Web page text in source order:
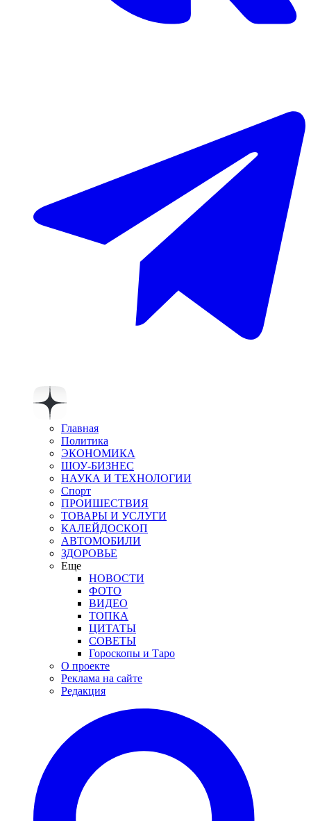
Главная
Политика
ЭКОНОМИКА
ШОУ-БИЗНЕС
НАУКА И ТЕХНОЛОГИИ
Спорт
ПРОИШЕСТВИЯ
ТОВАРЫ И УСЛУГИ
КАЛЕЙДОСКОП
АВТОМОБИЛИ
ЗДОРОВЬЕ
Еще
НОВОСТИ
ФОТО
ВИДЕО
ТОПКА
ЦИТАТЫ
СОВЕТЫ
Гороскопы и Таро
О проекте
Реклама на сайте
Редакция